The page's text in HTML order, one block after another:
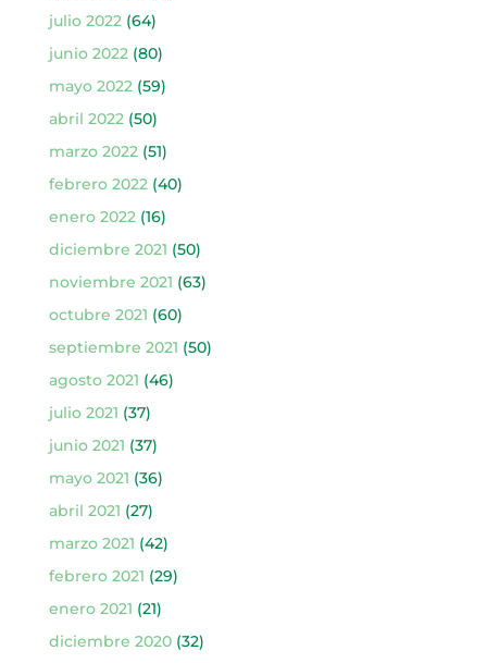
julio 2022(64)
junio 2022(80)
mayo 2022(59)
abril 2022(50)
marzo 2022(51)
febrero 2022(40)
enero 2022(16)
diciembre 2021 (50)
noviembre 2021 (63)
octubre 2021 (60)
septiembre 2021 (50)
agosto 2021 (46)
julio 2021 (37)
junio 2021 (37)
mayo 2021 (36)
abril 2021 (27)
marzo 2021 (42)
febrero 2021 (29)
enero 2021 (21)
diciembre 2020(32)